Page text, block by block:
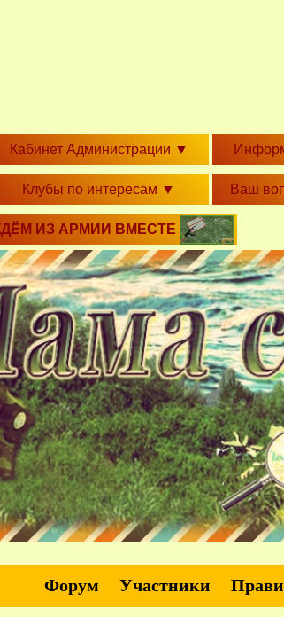
Кабинет Администрации ▼
Клубы по интересам ▼ Ваш
ИЗ АРМИИ ВМЕСТЕ
Форум Участники